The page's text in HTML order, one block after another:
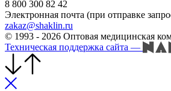
8 800 300 82 42
Электронная почта (при отправке
zakaz@shaklin.ru
© 1993 - 2026 Оптовая медицинская
Техническая поддержка сайта —